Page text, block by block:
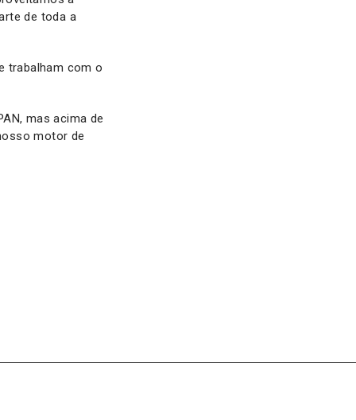
de toda a
trabalham com o
mas acima de
motor de